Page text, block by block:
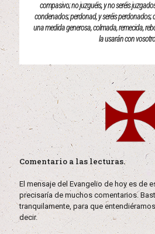
compasivo; no juzguéis, y no seréis
condenados; perdonad, y seréis perdonados;
una medida generosa, colmada, remecida,
la usarán con
Comentario a las lecturas.
El mensaje del Evangelio de hoy es de
precisaría de muchos comentarios.
tranquilamente, para que
decir.